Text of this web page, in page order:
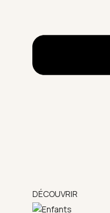
DÉCOUVRIR